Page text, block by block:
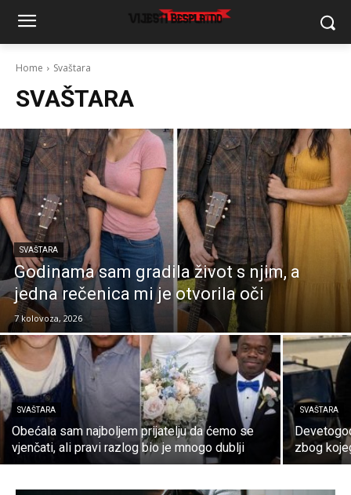
Home Svaštara
SVAŠTARA
SVAŠTARA
Godinama sam gradila život s njim, a
jedna rečenica mi je otvorila oči
7 kolovoza, 2026
SVAŠTARA
Obećala sam najboljem prijatelju da ćemo se
vjenčati, ali pravi razlog bio je mnogo dublji
SVAŠTARA
zbog